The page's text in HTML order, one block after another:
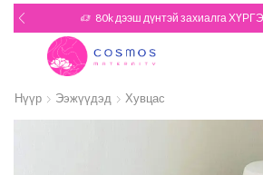
180k дээш дүнтэй
Нүүр Ээжүүдэд Хувцас